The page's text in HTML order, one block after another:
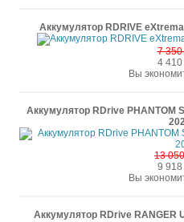
Аккумулятор RDRIVE
7 350
4 410
Вы
Аккумулятор RDrive PHANTOM
13
9 918
Вы
Аккумулятор RDrive RANGER